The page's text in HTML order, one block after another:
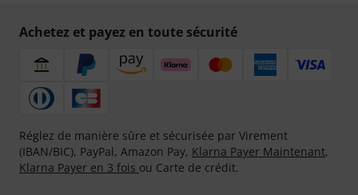
Achetez et payez en toute sécurité
Réglez de manière sûre et sécurisée par Virement
(IBAN/BIC), PayPal, Amazon Pay, Klarna Payer Maintenant,
Klarna Payer en 3 fois ou Carte de crédit.